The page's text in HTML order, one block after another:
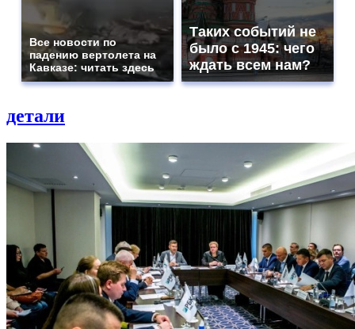
Все новости по
падению вертолета на
Кавказе: читать здесь
Таких событий не
было с 1945: чего
ждать всем нам?
детали